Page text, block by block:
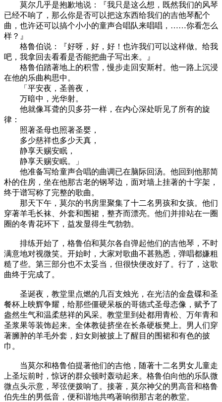
莫尔几乎是抱歉地说：『我只是这么想，既然我们的风琴
已经不响了，那么你是否可以把这东西给我们的吉他琴配个
曲，也许还可以搞个小小的童声合唱队来唱唱，……你看怎么
样？』
格鲁伯说：『好呀，好，好！也许我们可以这样做。给我
吧，我拿回去看看是否能把曲子写出来。』
格鲁伯踏著地上的积雪，慢步走回安斯村。他一路上沉浸
在他的乐曲构思中。
「平安夜，圣善夜，
万暗中，光华射。
他就像耳聋的贝多芬一样，在内心深处听见了所有的旋
律：
照著圣母也照著圣婴，
多少慈祥也多少天真，
静享天赐安眠，
静享天赐安眠。」
他准备写给童声合唱的曲调已在脑际回汤。他回到他那简
朴的住房，坐在他那古老的钢琴边，面对墙上挂著的十字架，
终于谱写称了完整的歌曲。
那天下午，莫尔的书房里聚集了十二名男孩和女孩。他们
穿著羊毛长袜、外套和围裙，整齐而漂亮。他们并排站在一圈
圈的冬青花环下，益发显得生气勃勃。
排练开始了，格鲁伯和莫尔各自弹起他们的吉他琴，不时
满意地对视微笑。开始时，大家对歌曲不甚熟悉，弹唱都嫌粗
糙了些。第三部分也不太妥当，但很快便改好了。行了，这歌
曲终于完成了。
圣诞夜，教堂里点燃的几百支烛光，在光洁的金盘碟和圣
餐杯上映辉争耀，给那些僵硬呆板的哥德式圣母态像，赋予了
盎然生气和温柔慈祥的风采。教堂里到处都用青松、万年青和
圣浆果等装饰起来。全体教徒挤坐在长条硬板凳上。男人们穿
著臃肿的羊毛外套，妇女则被披上了醒目的围裙和有色的披
巾。
当莫尔和格鲁伯提著他们的吉他，随著十二名男女儿童走
上圣坛前时，惊讶的群众顿时轰动起来。格鲁伯向他的乐队微
微点头示意，琴弦便拨响了。接著，莫尔神父的男高音和格鲁
伯先生的男低音，便和谐地共鸣著响彻那古老的教堂。